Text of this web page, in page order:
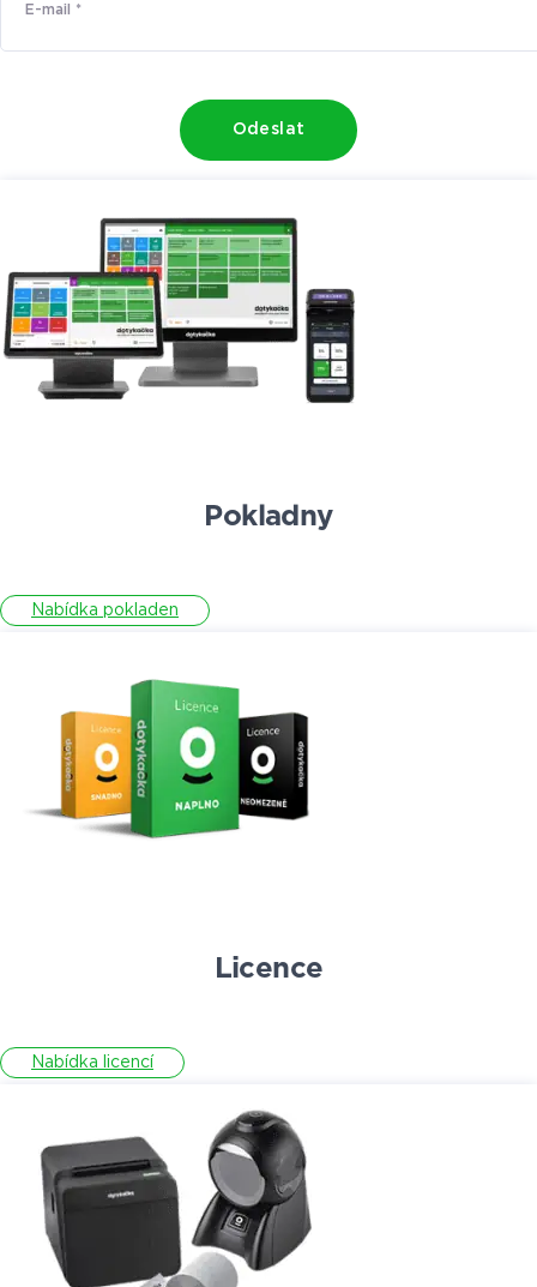
Odeslat
Pokladny
Nabídka pokladen
Licence
Nabídka licencí